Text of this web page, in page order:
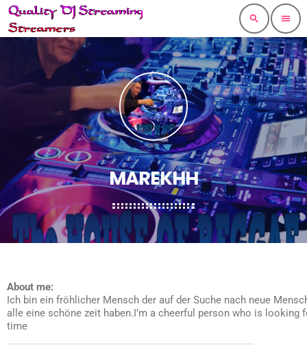
search menu
MAREKHH
About me:
Ich bin ein fröhlicher Mensch der auf der Suche nach neue
alle eine schöne zeit haben.I’m a cheerful person who is looking
time